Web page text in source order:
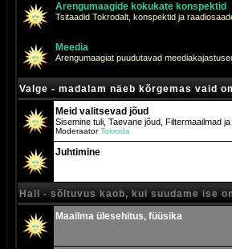
Arengumaagide kokukate konspektid
Tsitaadid Tokrodalt, konspektid ja
Meedia
Arengumaagiat puudutavad
Valge - madalam näeb kõrgemas vaid
Meid valitsevad jõud
Sisemine tuli, Taevane jõud, Filtermaailmad
ModeraatorTokroda
Juhtimine
Hall - sõltuvus kaob, kui suudame ise
Maailma ülesehitus, füüsika